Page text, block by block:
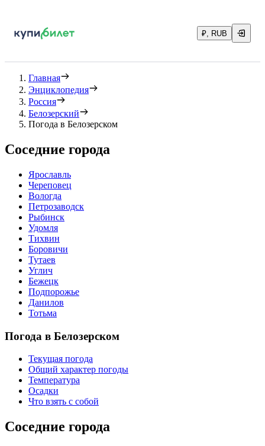
₽, RUB
Главная
Энциклопедия
Россия
Белозерский
Погода в Белозерском
Соседние города
Ярославль
Череповец
Вологда
Петрозаводск
Рыбинск
Удомля
Тихвин
Боровичи
Тутаев
Углич
Бежецк
Подпорожье
Данилов
Тотьма
Погода в Белозерском
Текущая погода
Общий характер погоды
Температура
Осадки
Что взять с собой
Соседние города